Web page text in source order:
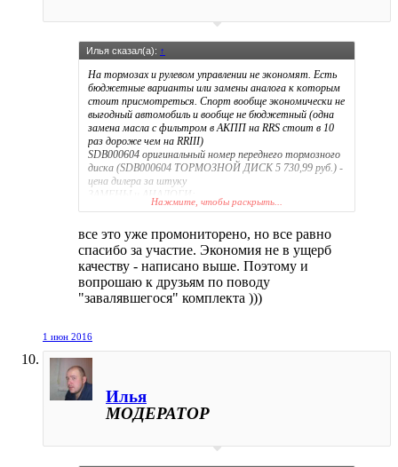
Илья сказал(а): ↑
На тормозах и рулевом управлении не экономят. Есть
бюджетные варианты или замены аналога к которым
стоит присмотреться. Спорт вообще экономически не
выгодный автомобиль и вообще не бюджетный (одна
замена масла с фильтром в АКПП на RRS стоит в 10
раз дороже чем на RRIII)
SDB000604 оригинальный номер переднего тормозного
диска (SDB000604 ТОРМОЗНОЙ ДИСК 5 730,99 руб.) -
цена дилера за штуку
ЗАМЕНЫ и АНАЛОГИ:
ADJ134310 2 882
BRITPARTSDB0006043 209
ASHIKA 600LL042 588
ABS17719
2 997
FREMAX
BD73602 861
итд итп
Нажмите, чтобы раскрыть...
все это уже промониторено, но все равно
спасибо за участие. Экономия не в ущерб
качеству - написано выше. Поэтому и
вопрошаю к друзьям по поводу
"завалявшегося" комплекта )))
1 июн 2016
Илья
МОДЕРАТОР